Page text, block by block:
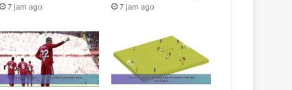
7 jam ago 7 jam ago